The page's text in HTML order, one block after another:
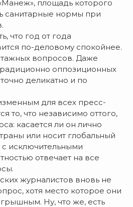
площадь которого
санитарные нормы при
что год от года
по-деловому спокойнее.
вопросов. Даже
оппозиционных
деликатно и по
для всех пресс-
то, что независимо оттого,
касается ли он лично
или носит глобальный
с исключительными
отвечает на все
журналистов вновь не
хотя место которое они
Ну, что же, есть